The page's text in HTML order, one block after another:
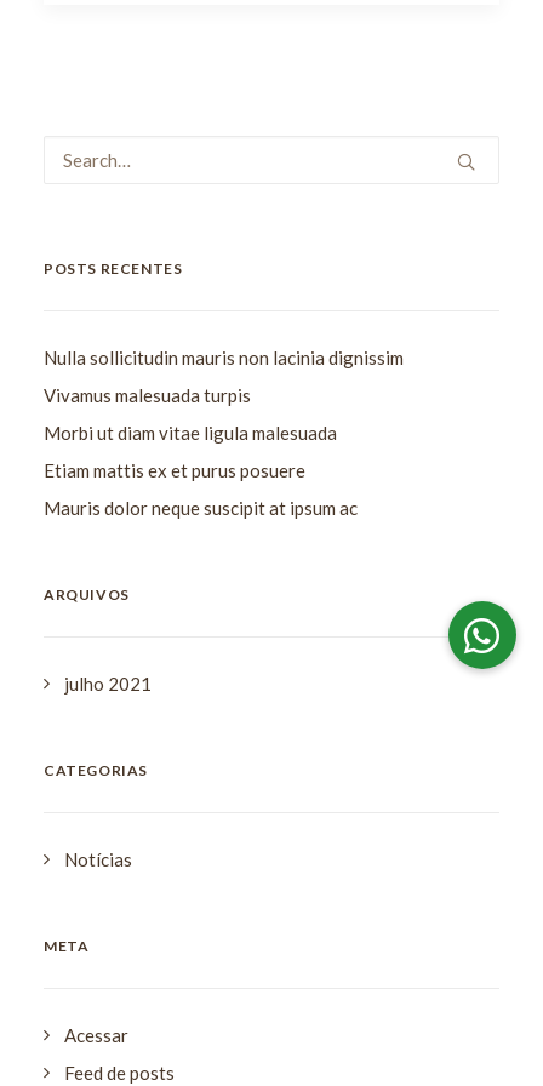
POSTS RECENTES
Nulla sollicitudin mauris non lacinia dignissim
Vivamus malesuada turpis
Morbi ut diam vitae ligula malesuada
Etiam mattis ex et purus posuere
Mauris dolor neque suscipit at ipsum ac
ARQUIVOS
julho 2021
CATEGORIAS
Notícias
META
Acessar
Feed de posts